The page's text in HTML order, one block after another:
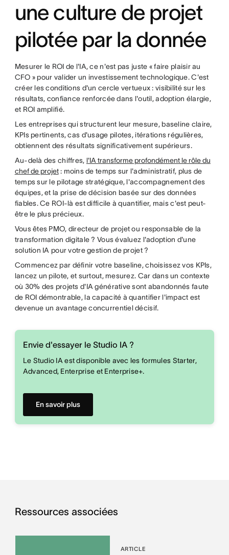
une culture de projet
pilotée par la donnée
Mesurer le ROI de l'IA, ce n'est pas juste « faire plaisir au
CFO » pour valider un investissement technologique. C'est
créer les conditions d'un cercle vertueux : visibilité sur les
résultats, confiance renforcée dans l'outil, adoption élargie,
et ROI amplifié.
Les entreprises qui structurent leur mesure, baseline claire,
KPIs pertinents, cas d'usage pilotes, itérations régulières,
obtiennent des résultats significativement supérieurs.
Au-delà des chiffres, l'IA transforme profondément le rôle du
chef de projet: moins de temps sur l'administratif, plus de
temps sur le pilotage stratégique, l'accompagnement des
équipes, et la prise de décision basée sur des données
fiables. Ce ROI-là est difficile à quantifier, mais c'est peut-
être le plus précieux.
Vous êtes PMO, directeur de projet ou responsable de la
transformation digitale ? Vous évaluez l'adoption d'une
solution IA pour votre gestion de projet ?
Commencez par définir votre baseline, choisissez vos KPIs,
lancez un pilote, et surtout, mesurez. Car dans un contexte
où 30% des projets d'IA générative sont abandonnés faute
de ROI démontrable, la capacité à quantifier l'impact est
devenue un avantage concurrentiel décisif.
Envie d'essayer le Studio IA ?
Le Studio IA est disponible avec les formules Starter,
Advanced, Enterprise et Enterprise+.
En savoir plus
Ressources associées
ARTICLE